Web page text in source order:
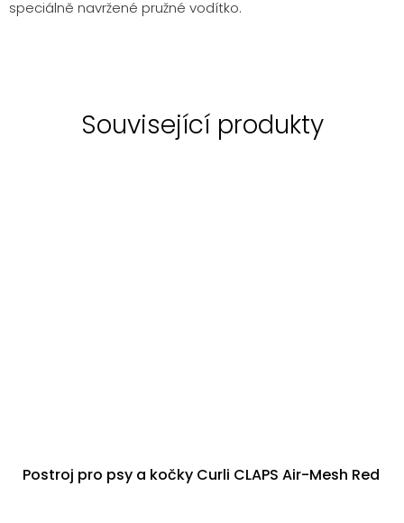
Související produkty
Postroj pro psy a kočky Curli CLAPS Air-Mesh Red
speciálně navržené pružné vodítko.